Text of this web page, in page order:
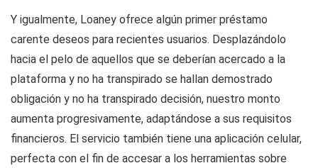
Y igualmente, Loaney ofrece algún primer préstamo
carente deseos para recientes usuarios. Desplazándolo
hacia el pelo de aquellos que se deberían acercado a la
plataforma y no ha transpirado se hallan demostrado
obligación y no ha transpirado decisión, nuestro monto
aumenta progresivamente, adaptándose a sus requisitos
financieros. El servicio también tiene una aplicación celular,
perfecta con el fin de accesar a los herramientas sobre